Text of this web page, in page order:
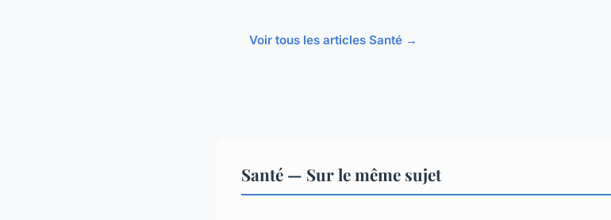
Voir tous les articles Santé →
Santé — Sur le même sujet